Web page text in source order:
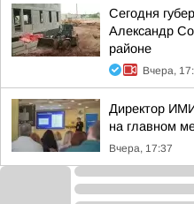
Сегодня
Александр
районе
Вчера,
Директор
на главном
Вчера, 17:37